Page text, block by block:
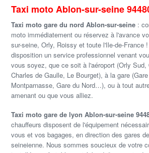
Taxi moto Ablon-sur-seine
Taxi moto gare du nord Ablon-sur-seine :
moto immédiatement ou réservez à l'avance
sur-seine, Orly, Roissy et toute l'Ile-de-France
disposition un service professionnel venant
vous soyez, que ce soit à l'aéroport (Orly
Charles de Gaulle, Le Bourget), à la gare
Montparnasse, Gare du Nord…), ou à tout
amenant ou que vous alliez.
Taxi moto gare de lyon Ablon-sur-seine
chauffeurs disposent de l'équipement
vous et vos bagages, en direction des gares
seineienne. Nous sommes soucieux de votre